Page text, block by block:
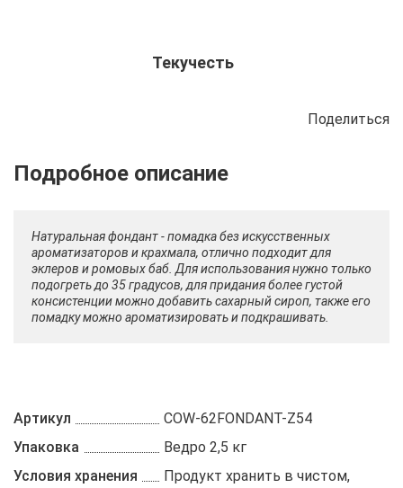
Текучесть
Поделиться
Описание Отзывы Рецепты
Натуральная фондант - помадка без искусственных
ароматизаторов и крахмала, отлично подходит для
эклеров и ромовых баб. Для использования нужно только
подогреть до 35 градусов, для придания более густой
консистенции можно добавить сахарный сироп, также его
помадку можно ароматизировать и подкрашивать.
Артикул
COW-62FONDANT-Z54
Упаковка
Ведро 2,5 кг
Условия хранения
Продукт хранить в чистом,